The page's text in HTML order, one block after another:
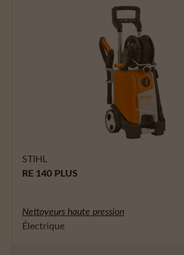
STIHL
RE 140 PLUS
Nettoyeurs haute pression
Électrique